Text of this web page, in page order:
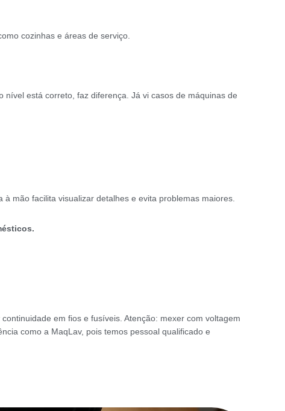
cozinhas e áreas de serviço.
está correto, faz diferença. Já vi casos de máquinas de
mão facilita visualizar detalhes e evita problemas maiores.
em fios e fusíveis. Atenção: mexer com voltagem
como a MaqLav, pois temos pessoal qualificado e